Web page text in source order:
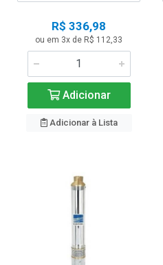
R$ 336,98
ou em 3x de R$ 112,33
Adicionar
Adicionar à Lista